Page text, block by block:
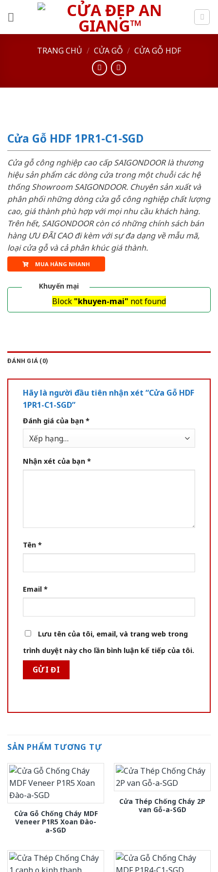
TRANG CHỦ / CỬA GỖ / CỬA GỖ HDF
Cửa Gỗ HDF 1PR1-C1-SGD
Cửa gỗ công nghiệp cao cấp SAIGONDOOR là thương
hiệu sản phẩm các dòng cửa trong một chuỗi các hệ
thống Showroom SAIGONDOOR. Chuyên sản xuất và
phân phối những dòng cửa gỗ công nghiệp chất lượng
cao, giá thành phù hợp với mọi nhu cầu khách hàng.
Trên hết, SAIGONDOOR còn có những chính sách bán
hàng ƯU ĐÃI CAO đi kèm với sự đa dạng về mẫu mã,
loại cửa gỗ và cả phân khúc giá thành.
MUA HÀNG NHANH
Khuyến mại
Block "khuyen-mai" not found
ĐÁNH GIÁ (0)
Hãy là người đầu tiên nhận xét “Cửa Gỗ HDF
1PR1-C1-SGD”
Đánh giá của bạn *
Nhận xét của bạn *
Tên *
Email *
Lưu tên của tôi, email, và trang web trong
trình duyệt này cho lần bình luận kế tiếp của tôi.
SẢN PHẨM TƯƠNG TỰ
Cửa Gỗ Chống Cháy MDF
Veneer P1R5 Xoan Đào-
a-SGD
Cửa Thép Chống Cháy 2P
van Gỗ-a-SGD